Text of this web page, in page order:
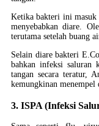
Ketika bakteri ini masuk
menyebabkan diare.
terutama setelah buang
Selain diare bakteri
bahkan infeksi saluran
tangan secara teratur,
kemungkinan menempel
3. ISPA (Infeksi